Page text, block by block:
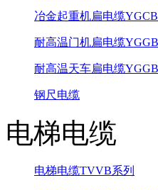
冶金起重机扁电缆
耐高温门机扁电缆
耐高温天车扁电缆
钢尺电缆
电梯电缆
电梯电缆TVVB系列